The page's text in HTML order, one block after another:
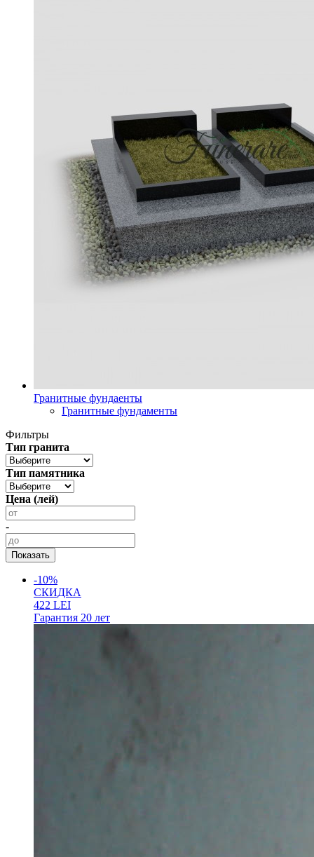
Гранитные фундаенты
Гранитные фундаменты
Фильтры
Тип гранита
Тип памятника
Цена (лей)
-
-10%
СКИДКА
422 LEI
Гарантия 20 лет